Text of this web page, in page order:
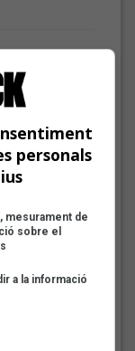
Deskarats
personals
mesurament de
sobre el
a la informació